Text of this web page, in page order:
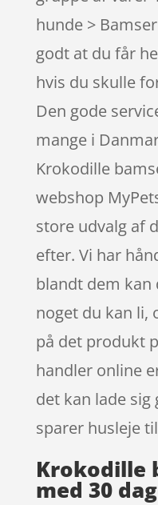
hunde >
godt at du får
hvis du skulle
Den gode
mange i
Krokodille
webshop
store udvalg af
efter. Vi har
blandt dem
noget du kan li,
på det produkt
handler online
det kan lade
sparer husleje
Krokodille
med 30